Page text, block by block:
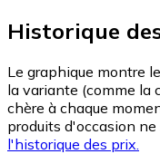
Historique
Le graphique montre
la variante (comme la
chère à chaque
produits d'occasion ne
l'historique des prix.